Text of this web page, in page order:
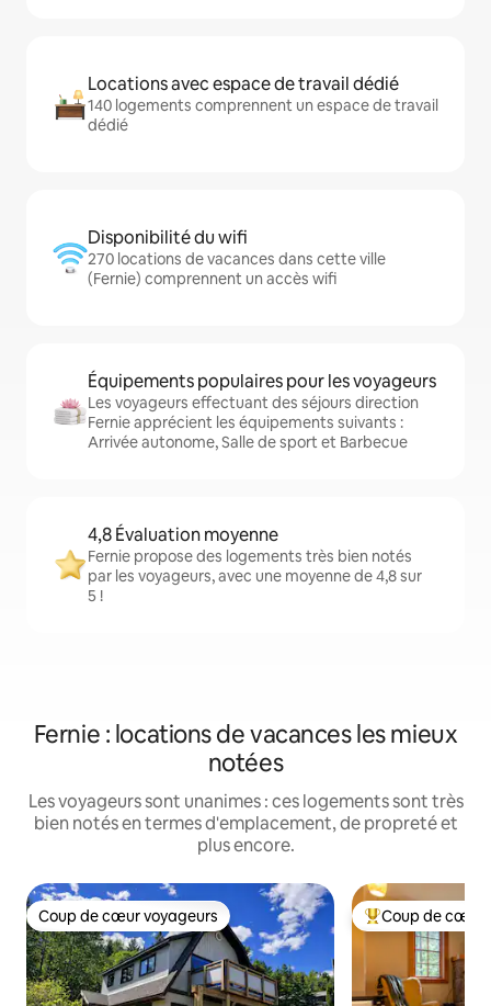
Locations avec espace de travail dédié
140 logements comprennent un espace de travail
dédié
Disponibilité du wifi
270 locations de vacances dans cette ville
(Fernie) comprennent un accès wifi
Équipements populaires pour les voyageurs
Les voyageurs effectuant des séjours direction
Fernie apprécient les équipements suivants :
Arrivée autonome, Salle de sport et Barbecue
4,8 Évaluation moyenne
Fernie propose des logements très bien notés
par les voyageurs, avec une moyenne de 4,8 sur
5 !
Fernie : locations de vacances les mieux
notées
Les voyageurs sont unanimes : ces logements sont très
bien notés en termes d'emplacement, de propreté et
plus encore.
Coup de cœur voyageurs
Coup de cœur voyageurs Coups de cœur
Coup de cœur